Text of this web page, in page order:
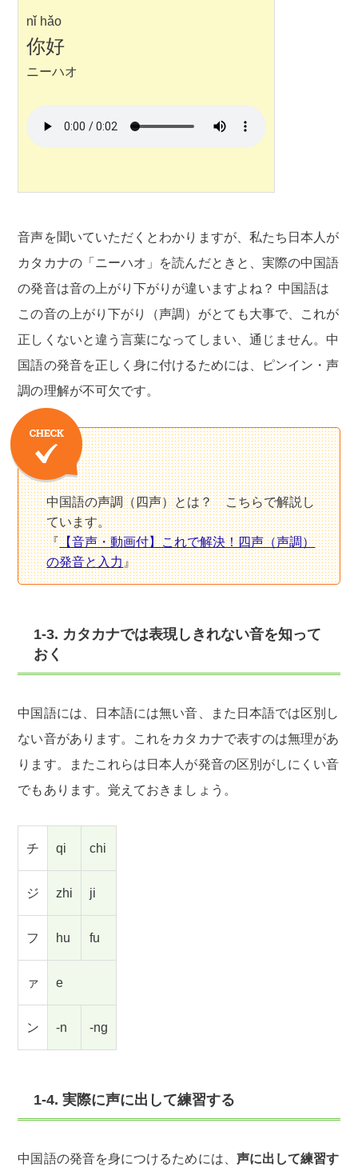
nǐ hǎo
你好
ニーハオ
音声を聞いていただくとわかりますが、私たち日本人が
カタカナの「ニーハオ」を読んだときと、実際の中国語
の発音は音の上がり下がりが違いますよね？ 中国語は
この音の上がり下がり（声調）がとても大事で、これが
正しくないと違う言葉になってしまい、通じません。中
国語の発音を正しく身に付けるためには、ピンイン・声
調の理解が不可欠です。
中国語の声調（四声）とは？ こちらで解説し
ています。
『【音声・動画付】これで解決！四声（声調）
の発音と入力』
1-3. カタカナでは表現しきれない音を知って
おく
中国語には、日本語には無い音、また日本語では区別し
ない音があります。これをカタカナで表すのは無理があ
ります。またこれらは日本人が発音の区別がしにくい音
でもあります。覚えておきましょう。
チ qi chi
ジ zhi ji
フ hu fu
ァ e
ン -n -ng
1-4. 実際に声に出して練習する
中国語の発音を身につけるためには、 声に出して練習す